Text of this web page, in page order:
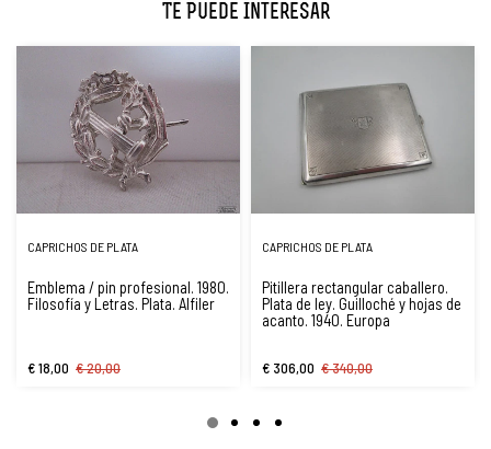
Te Puede Interesar
CAPRICHOS DE PLATA
Emblema / pin profesional. 1980.
Filosofía y Letras. Plata. Alfiler
€ 18,00 € 20,00
CAPRICHOS DE PLATA
Pitillera rectangular caballero.
Plata de ley. Guilloché y hojas de
acanto. 1940. Europa
€ 306,00 € 340,00